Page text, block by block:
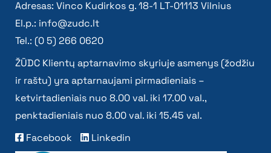
Adresas: Vinco Kudirkos g. 18-1 LT-01113 Vilnius
El.p.: info@zudc.lt
Tel.: (0 5) 266 0620
ŽŪDC Klientų aptarnavimo skyriuje asmenys (žodžiu
ir raštu) yra aptarnaujami pirmadieniais –
ketvirtadieniais nuo 8.00 val. iki 17.00 val.,
penktadieniais nuo 8.00 val. iki 15.45 val.
Facebook
Linkedin